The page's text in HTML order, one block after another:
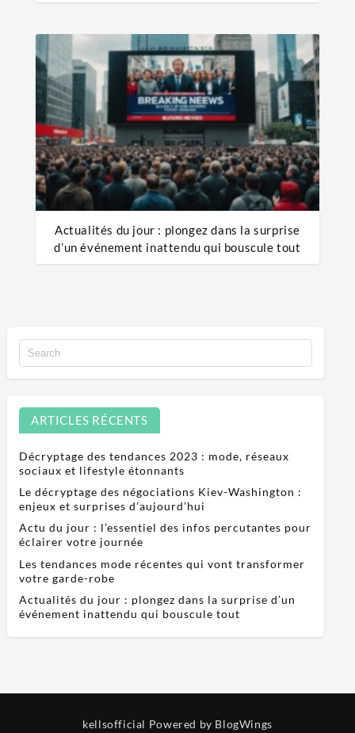
Actualités du jour : plongez dans la surprise
d’un événement inattendu qui bouscule tout
ARTICLES RÉCENTS
Décryptage des tendances 2023 : mode, réseaux
sociaux et lifestyle étonnants
Le décryptage des négociations Kiev-Washington :
enjeux et surprises d’aujourd’hui
Actu du jour : l’essentiel des infos percutantes pour
éclairer votre journée
Les tendances mode récentes qui vont transformer
votre garde-robe
Actualités du jour : plongez dans la surprise d’un
événement inattendu qui bouscule tout
kellsofficial Powered by BlogWings